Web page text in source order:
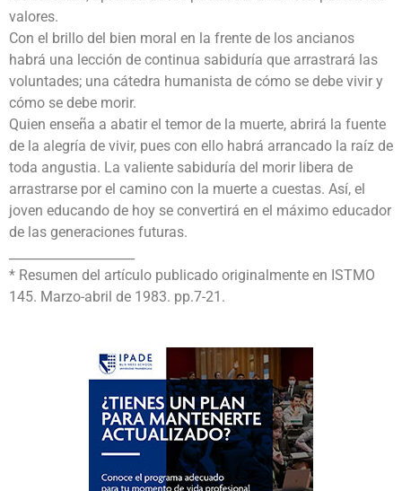
valores.
Con el brillo del bien moral en la frente de los ancianos
habrá una lección de continua sabiduría que arrastrará las
voluntades; una cátedra humanista de cómo se debe vivir y
cómo se debe morir.
Quien enseña a abatir el temor de la muerte, abrirá la fuente
de la alegría de vivir, pues con ello habrá arrancado la raíz de
toda angustia. La valiente sabiduría del morir libera de
arrastrarse por el camino con la muerte a cuestas. Así, el
joven educando de hoy se convertirá en el máximo educador
de las generaciones futuras.
* Resumen del artículo publicado originalmente en ISTMO
145. Marzo-abril de 1983. pp.7-21.